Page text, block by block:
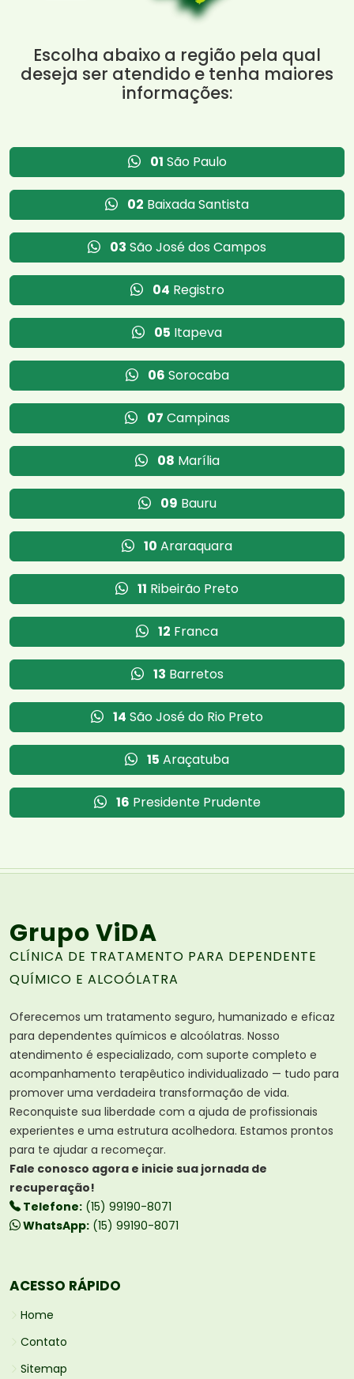
Escolha abaixo a região pela qual
deseja ser atendido e tenha maiores
informações:
01 São Paulo
02 Baixada Santista
03 São José dos Campos
04 Registro
05 Itapeva
06 Sorocaba
07 Campinas
08 Marília
09 Bauru
10 Araraquara
11 Ribeirão Preto
12 Franca
13 Barretos
14 São José do Rio Preto
15 Araçatuba
16 Presidente Prudente
Grupo ViDA
CLÍNICA DE TRATAMENTO PARA DEPENDENTE
QUÍMICO E ALCOÓLATRA
Oferecemos um tratamento seguro, humanizado e eficaz
para dependentes químicos e alcoólatras. Nosso
atendimento é especializado, com suporte completo e
acompanhamento terapêutico individualizado — tudo para
promover uma verdadeira transformação de vida.
Reconquiste sua liberdade com a ajuda de profissionais
experientes e uma estrutura acolhedora. Estamos prontos
para te ajudar a recomeçar.
Fale conosco agora e inicie sua jornada de
recuperação!
Telefone: (15) 99190-8071
WhatsApp: (15) 99190-8071
ACESSO RÁPIDO
Home
Contato
Sitemap